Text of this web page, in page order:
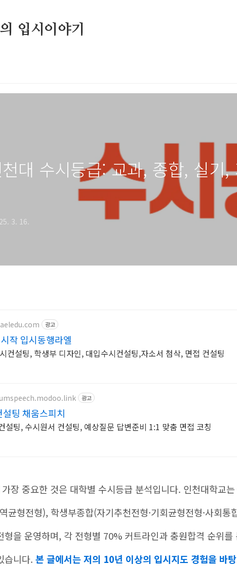
입시이야기
대 수시등급: 교과, 종합, 실기
3. 16.
광고
작 입시동행라엘
컨설팅, 학생부 디자인, 대입수시컨설팅,자소서 첨삭, 면접 컨설팅
광고
팅 채움스피치
설팅, 수시원서 컨설팅, 예상질문 답변준비 1:1 맞춤 면접 코칭
장 중요한 것은 대학별 수시등급 분석입니다. 인천대학교
균형전형), 학생부종합(자기추천전형·기회균형전형·사회통
형을 운영하며, 각 전형별 70% 커트라인과 충원합격 순위를
습니다. 본 글에서는 저의 10년 이상의 입시지도 경험을 바탕